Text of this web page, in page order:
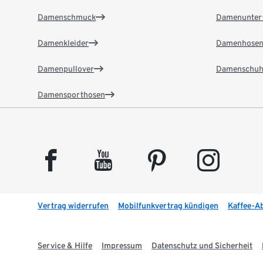
Damenschmuck
Damenkleider
Damenpullover
Damensporthosen
Damenhosen
facebook youtube pinterest instagram
Vertrag widerrufen Mobilfunkvertrag kündigen Kaffee-
Service & Hilfe Impressum Datenschutz und Sicherheit